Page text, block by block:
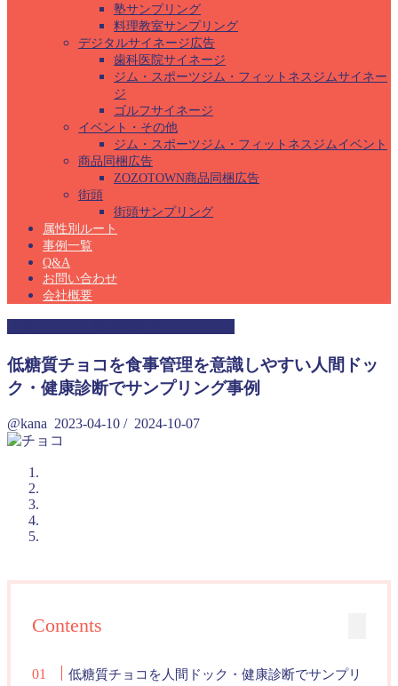
塾サンプリング
料理教室サンプリング
デジタルサイネージ広告
歯科医院サイネージ
ジム・スポーツジム・フィットネスジムサイネー
ジ
ゴルフサイネージ
イベント・その他
ジム・スポーツジム・フィットネスジムイベント
商品同梱広告
ZOZOTOWN商品同梱広告
街頭
街頭サンプリング
属性別ルート
事例一覧
Q&A
お問い合わせ
会社概要
低糖質チョコを食事管理を意識しやすい人間ドッ
ク・健康診断でサンプリング事例
@kana 2023-04-10 / 2024-10-07
Contents
低糖質チョコを人間ドック・健康診断でサンプリ